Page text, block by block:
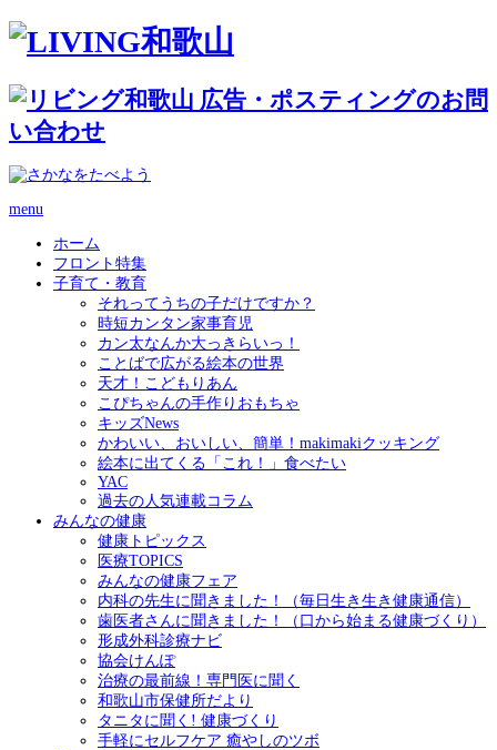
menu
ホーム
フロント特集
子育て・教育
それってうちの子だけですか？
時短カンタン家事育児
カン太なんか大っきらいっ！
ことばで広がる絵本の世界
天才！こどもりあん
こぴちゃんの手作りおもちゃ
キッズNews
かわいい、おいしい、簡単！makimakiクッキング
絵本に出てくる「これ！」食べたい
YAC
過去の人気連載コラム
みんなの健康
健康トピックス
医療TOPICS
みんなの健康フェア
内科の先生に聞きました！（毎日生き生き健康通信）
歯医者さんに聞きました！（口から始まる健康づくり）
形成外科診療ナビ
協会けんぽ
治療の最前線！専門医に聞く
和歌山市保健所だより
タニタに聞く! 健康づくり
手軽にセルフケア 癒やしのツボ